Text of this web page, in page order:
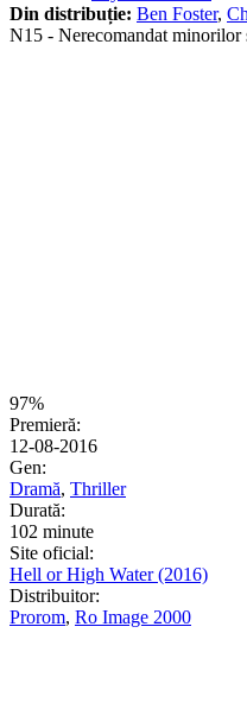
Din distribuție: Ben Foster,
N15 - Nerecomandat minorilor
97%
Premieră:
12-08-2016
Gen:
Dramă, Thriller
Durată:
102 minute
Site oficial:
Hell or High Water (2016)
Distribuitor:
Prorom, Ro Image 2000